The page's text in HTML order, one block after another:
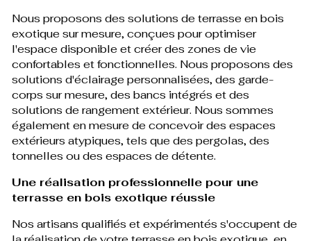
Nous proposons des solutions de terrasse en bois
exotique sur mesure, conçues pour optimiser
l'espace disponible et créer des zones de vie
confortables et fonctionnelles. Nous proposons des
solutions d'éclairage personnalisées, des garde-
corps sur mesure, des bancs intégrés et des
solutions de rangement extérieur. Nous sommes
également en mesure de concevoir des espaces
extérieurs atypiques, tels que des pergolas, des
tonnelles ou des espaces de détente.
Une réalisation professionnelle pour une
terrasse en bois exotique réussie
Nos artisans qualifiés et expérimentés s'occupent de